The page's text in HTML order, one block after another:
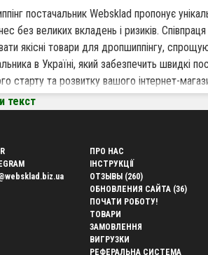
постачальник Websklad пропонує
без великих вкладень і ризиків.
якісні товари для дропшиппінгу,
в Україні, який забезпечить швидкі
старту та розвитку вашого інтернет-
асортимент товарів — широкий вибір
товар заздалегідь.
без власного складу — економте на
відправлення замовлень — забезпечуємо
для інтернет-магазинів — ідеальне
текст
ПРО НАС
ІНСТРУКЦІЇ
ОТЗЫВЫ (260)
ОБНОВЛЕНИЯ САЙТА (36)
ПОЧАТИ РОБОТУ!
ТОВАРИ
ЗАМОВЛЕННЯ
ВИГРУЗКИ
РЕФЕРАЛЬНА СИСТЕМА